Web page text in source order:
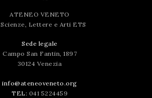
ATENEO VENETO
Lettere e Arti ETS
Sede legale
Campo San Fantin, 1897
30124 Venezia
info@ateneoveneto.org
TEL: 041 5224459